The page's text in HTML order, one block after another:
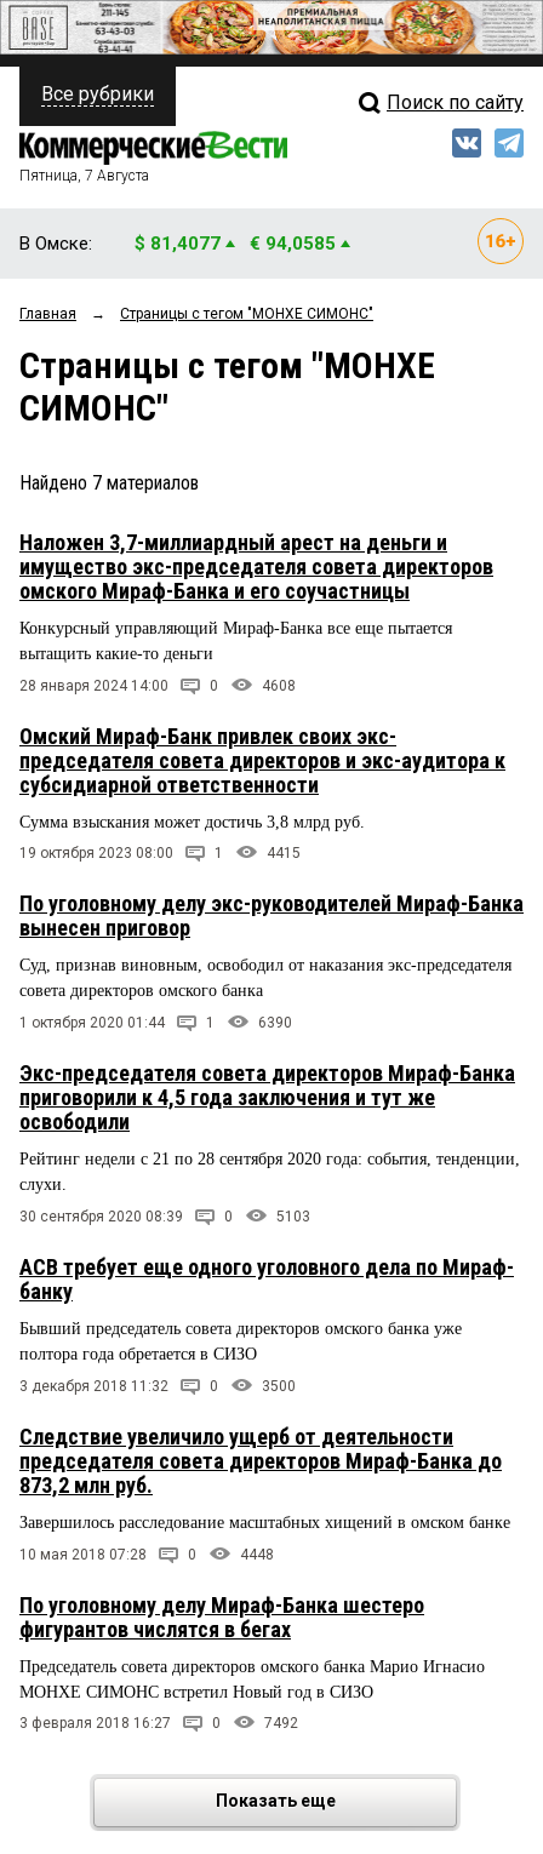
ПОЛИТИКА
ФИНАНСЫ
ОБЩЕСТВО
ЗАКОН
ПРОИСШЕСТВИЯ
СТИЛЬ ЖИЗНИ
Свежий выпуск
Мнения
Рейтинги
Все рубрики Поиск по сайту
Пятница, 7 Августа
В Омске: $ 81,4077 € 94,0585
Главная → Страницы c тегом "МОНХЕ СИМОНС"
Страницы c тегом "МОНХЕ
СИМОНС"
Найдено 7 материалов
Наложен 3,7-миллиардный арест на деньги и
имущество экс-председателя совета директоров
омского Мираф-Банка и его соучастницы
Конкурсный управляющий Мираф-Банка все еще пытается
вытащить какие-то деньги
28 января 2024 14:00 0 4608
Омский Мираф-Банк привлек своих экс-
председателя совета директоров и экс-аудитора к
субсидиарной ответственности
Сумма взыскания может достичь 3,8 млрд руб.
19 октября 2023 08:00 1 4415
По уголовному делу экс-руководителей Мираф-Банка
вынесен приговор
Суд, признав виновным, освободил от наказания экс-председателя
совета директоров омского банка
1 октября 2020 01:44 1 6390
Экс-председателя совета директоров Мираф-Банка
приговорили к 4,5 года заключения и тут же
освободили
Рейтинг недели с 21 по 28 сентября 2020 года: события, тенденции,
слухи.
30 сентября 2020 08:39 0 5103
АСВ требует еще одного уголовного дела по Мираф-
банку
Бывший председатель совета директоров омского банка уже
полтора года обретается в СИЗО
3 декабря 2018 11:32 0 3500
Следствие увеличило ущерб от деятельности
председателя совета директоров Мираф-Банка до
873,2 млн руб.
Завершилось расследование масштабных хищений в омском банке
10 мая 2018 07:28 0 4448
По уголовному делу Мираф-Банка шестеро
фигурантов числятся в бегах
Председатель совета директоров омского банка Марио Игнасио
МОНХЕ СИМОНС встретил Новый год в СИЗО
3 февраля 2018 16:27 0 7492
Показать еще